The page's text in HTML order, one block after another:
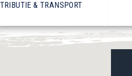
& TRANSPORT